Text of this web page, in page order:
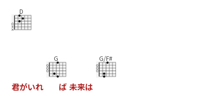
D
君がいれ
G
ば 未来は
G/F#